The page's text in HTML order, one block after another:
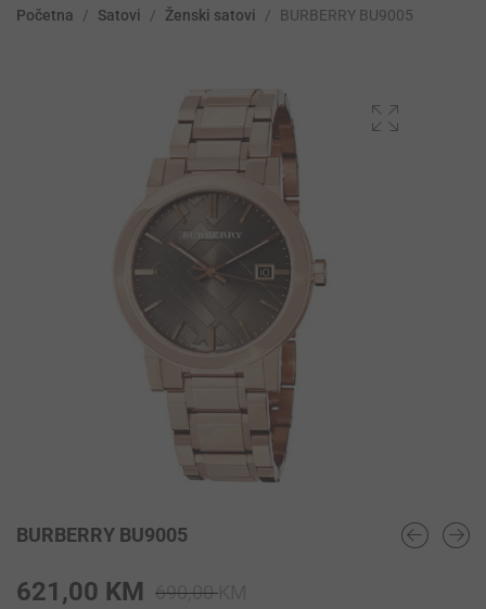
Početna / Satovi / Ženski satovi / BURBERRY BU9005
BURBERRY BU9005
690,00
621,00 KM